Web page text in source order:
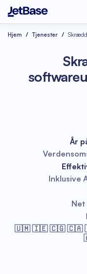
Hjem Tjenester
År
Inklusive
Net
🇺🇲 🇮🇪 🇨🇬 🇨🇦